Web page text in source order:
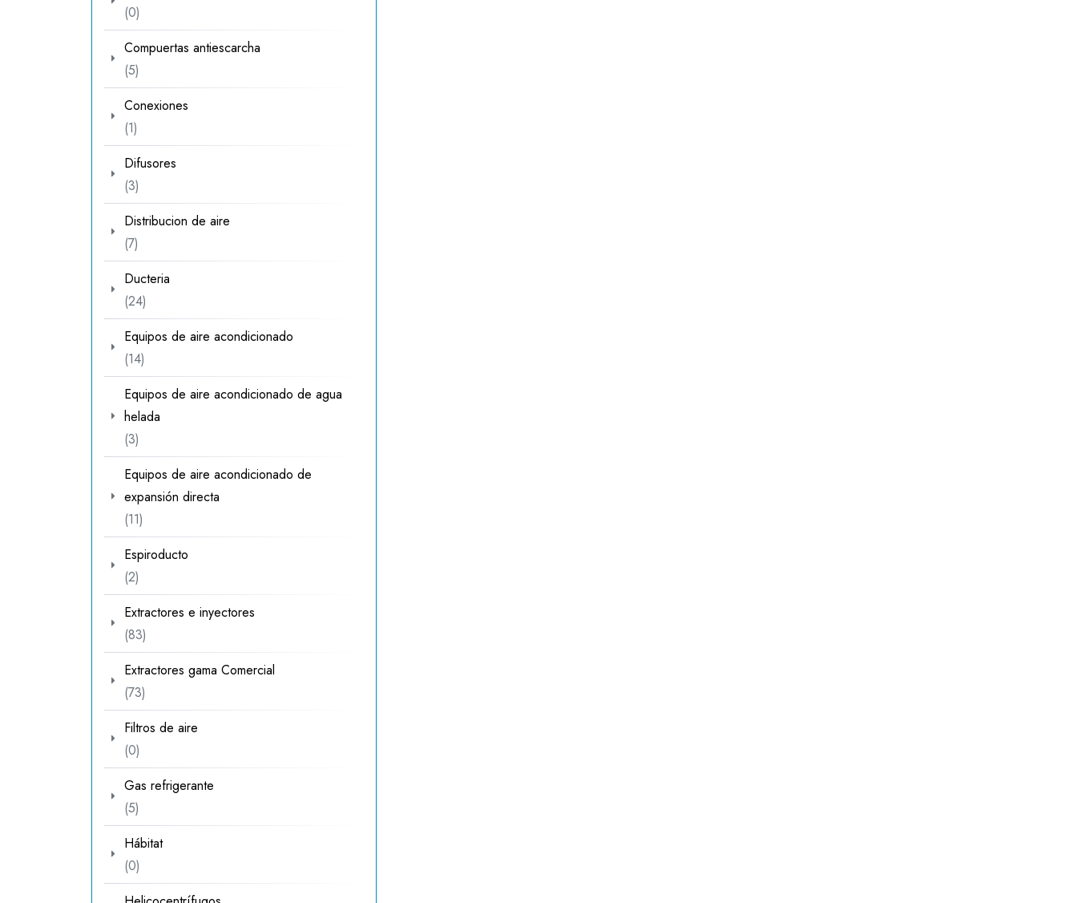
00
productos
Compuertas antiescarcha
55
productos
Conexiones
11
producto
Difusores
33
productos
Distribucion de aire
77
productos
Ducteria
2424
productos
Equipos de aire acondicionado
1414
productos
Equipos de aire acondicionado de agua
helada
33
productos
Equipos de aire acondicionado de
expansión directa
1111
productos
Espiroducto
22
productos
Extractores e inyectores
8383
productos
Extractores gama Comercial
7373
productos
Filtros de aire
00
productos
Gas refrigerante
55
productos
Hábitat
00
productos